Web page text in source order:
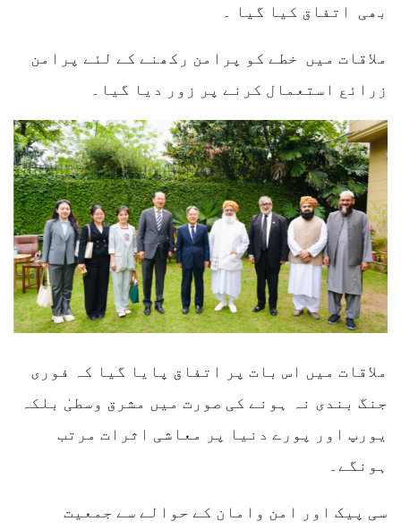
بھی اتفاق کیا گیا ۔
ملاقات میں خطے کو پرامن رکھنے کے لئے پرامن
زرائع استعمال کرنے پر زور دیا گیا۔
ملاقات میں اس بات پر اتفاق پایا گیا کہ فوری
جنگ بندی نہ ہونے کی صورت میں مشرق وسطیٰ بلکہ
یورپ اور پورے دنیا پر معاشی اثرات مرتب
ہونگے۔
سی پیک اور امن وامان کے حوالے سے جمعیت